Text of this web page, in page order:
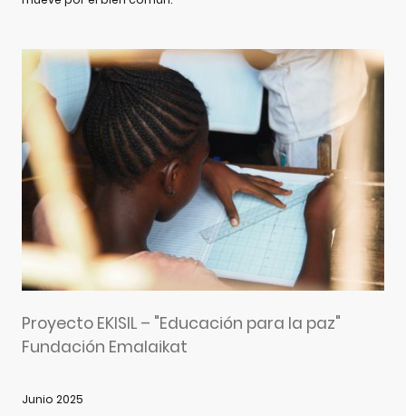
Proyecto EKISIL – "Educación para la paz"
Fundación Emalaikat
Junio 2025